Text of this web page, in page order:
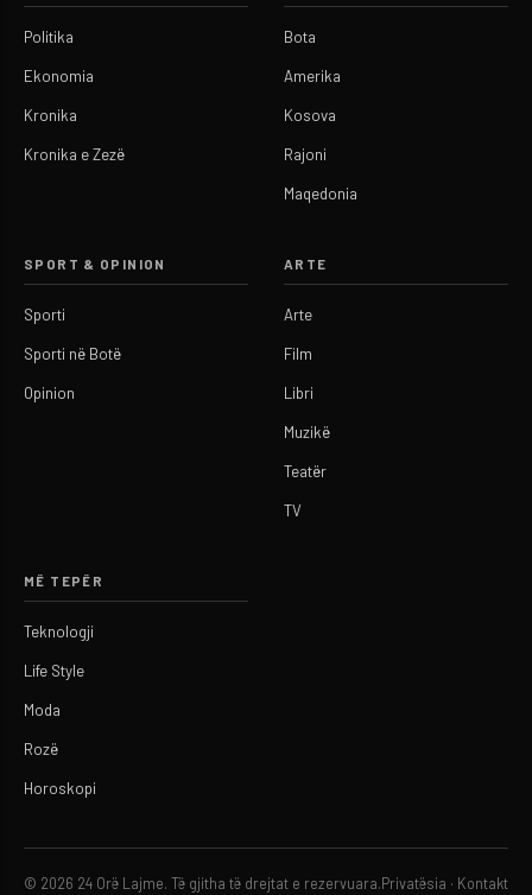
Politika
Ekonomia
Kronika
Kronika e Zezë
Bota
Amerika
Kosova
Rajoni
Maqedonia
SPORT & OPINION
Sporti
Sporti në Botë
Opinion
ARTE
Arte
Film
Libri
Muzikë
Teatër
TV
MË TEPËR
Teknologji
Life Style
Moda
Rozë
Horoskopi
© 2026 24 Orë Lajme. Të gjitha të drejtat e rezervuara. Privatësia · Kontakt